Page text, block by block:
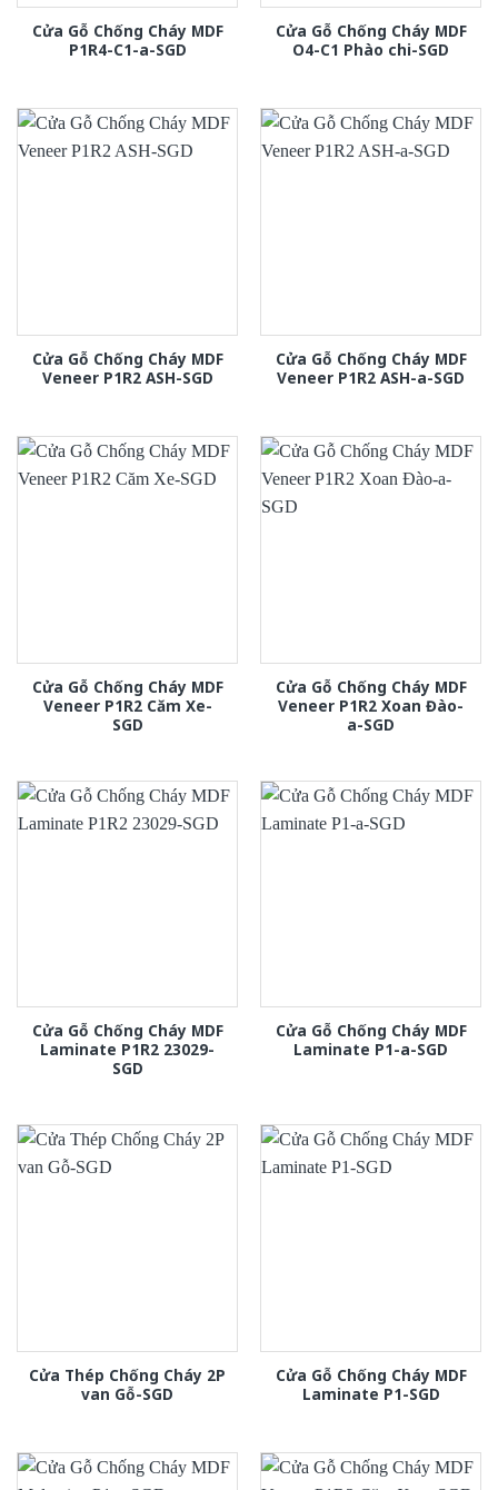
Cửa Gỗ Chống Cháy MDF
P1R4-C1-a-SGD
Cửa Gỗ Chống Cháy MDF
O4-C1 Phào chi-SGD
Cửa Gỗ Chống Cháy MDF
Veneer P1R2 ASH-SGD
Cửa Gỗ Chống Cháy MDF
Veneer P1R2 ASH-a-SGD
Cửa Gỗ Chống Cháy MDF
Veneer P1R2 Căm Xe-
SGD
Cửa Gỗ Chống Cháy MDF
Veneer P1R2 Xoan Đào-
a-SGD
Cửa Gỗ Chống Cháy MDF
Laminate P1R2 23029-
SGD
Cửa Gỗ Chống Cháy MDF
Laminate P1-a-SGD
Cửa Thép Chống Cháy 2P
van Gỗ-SGD
Cửa Gỗ Chống Cháy MDF
Laminate P1-SGD